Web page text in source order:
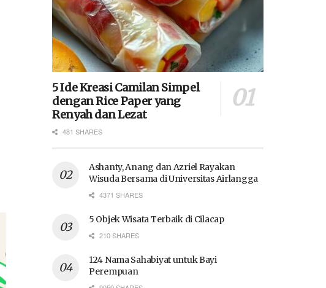
5 Ide Kreasi Camilan Simpel
dengan Rice Paper yang
Renyah dan Lezat
481 SHARES
Ashanty, Anang dan Azriel Rayakan
Wisuda Bersama di Universitas Airlangga
4371 SHARES
5 Objek Wisata Terbaik di Cilacap
210 SHARES
124 Nama Sahabiyat untuk Bayi
Perempuan